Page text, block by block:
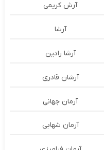
آرش کریمی
آرشا
آرشا رادین
آرشان قادری
آرمان جهانی
آرمان شهابی